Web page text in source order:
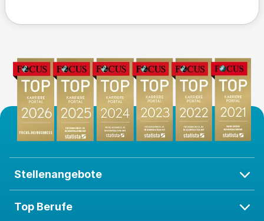
Stellenangebote
Top Berufe